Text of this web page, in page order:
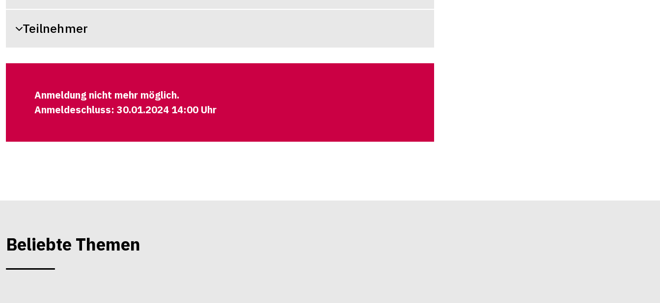
Teilnehmer
Anmeldung nicht mehr möglich.
Anmeldeschluss: 30.01.2024 14:00 Uhr
Beliebte Themen